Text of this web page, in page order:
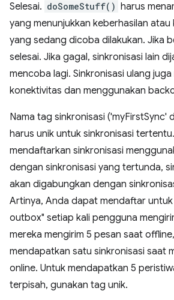
Selesai. doSomeStuff() harus
yang menunjukkan keberhasilan
yang sedang dicoba dilakukan. Jika
selesai. Jika gagal, sinkronisasi lain
mencoba lagi. Sinkronisasi ulang
konektivitas dan menggunakan
Nama tag sinkronisasi ('myFirstSync'
harus unik untuk sinkronisasi
mendaftarkan sinkronisasi
dengan sinkronisasi yang tertunda,
akan digabungkan dengan
Artinya, Anda dapat mendaftar
outbox" setiap kali pengguna
mereka mengirim 5 pesan saat
mendapatkan satu sinkronisasi saat
online. Untuk mendapatkan 5
terpisah, gunakan tag unik.